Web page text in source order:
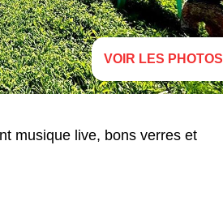
VOIR LES PHOTOS
musique live, bons verres et